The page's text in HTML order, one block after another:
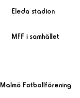
Eleda stadion
MFF i samhället
Malmö Fotbollförening